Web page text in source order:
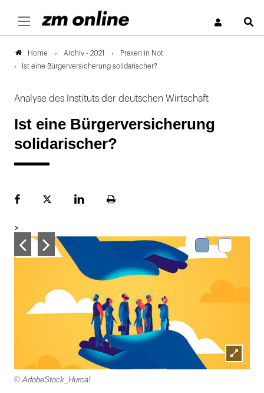
Home Archiv - 2021
Praxen in Not
Ist eine Bürgerversicherung solidarischer?
Analyse des Instituts der deutschen Wirtschaft
Ist eine Bürgerversicherung
solidarischer?
FacebookPlattformLinekdInSeite
>
Lightbox
© AdobeStock_Hurca!